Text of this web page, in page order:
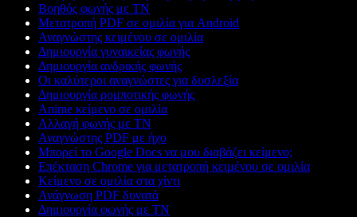
Βοηθός φωνής με ΤΝ
Μετατροπή PDF σε ομιλία για Android
Αναγνώστης κειμένου σε ομιλία
Δημιουργία γυναικείας φωνής
Δημιουργία ανδρικής φωνής
Οι καλύτεροι αναγνώστες για δυσλεξία
Δημιουργία ρομποτικής φωνής
Anime κείμενο σε ομιλία
Αλλαγή φωνής με ΤΝ
Αναγνώστης PDF με ήχο
Μπορεί το Google Docs να μου διαβάζει κείμενο;
Επέκταση Chrome για μετατροπή κειμένου σε ομιλία
Κείμενο σε ομιλία στα χίντι
Ανάγνωση PDF δυνατά
Δημιουργία φωνής με ΤΝ